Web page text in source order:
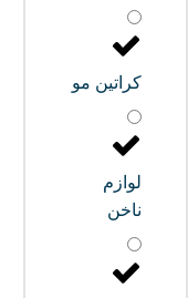
کراتین مو
لوازم
ناخن